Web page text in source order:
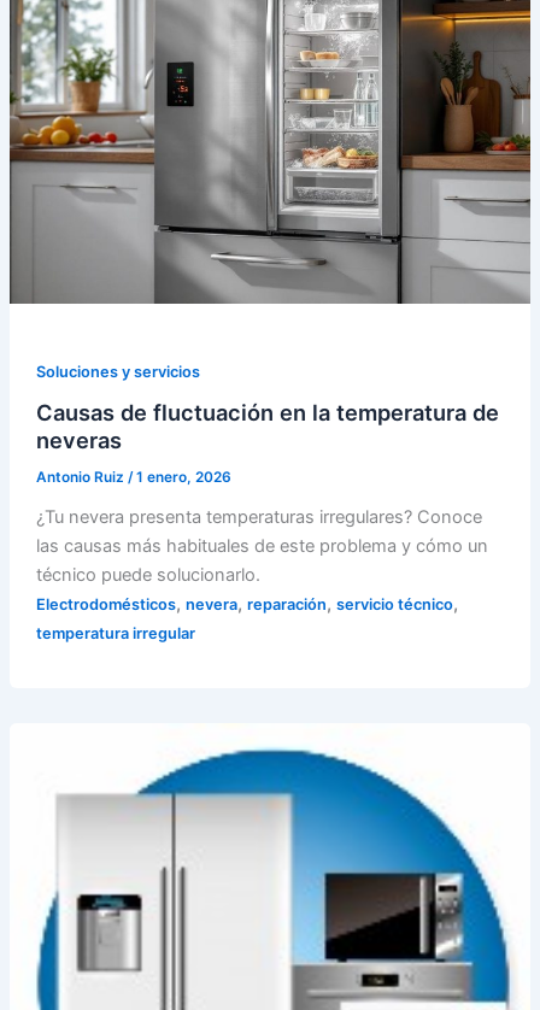
Soluciones y servicios
Causas de fluctuación en la temperatura de
neveras
Antonio Ruiz /1 enero, 2026
¿Tu nevera presenta temperaturas irregulares? Conoce
las causas más habituales de este problema y cómo un
técnico puede solucionarlo.
Electrodomésticos, nevera, reparación, servicio técnico,
temperatura irregular